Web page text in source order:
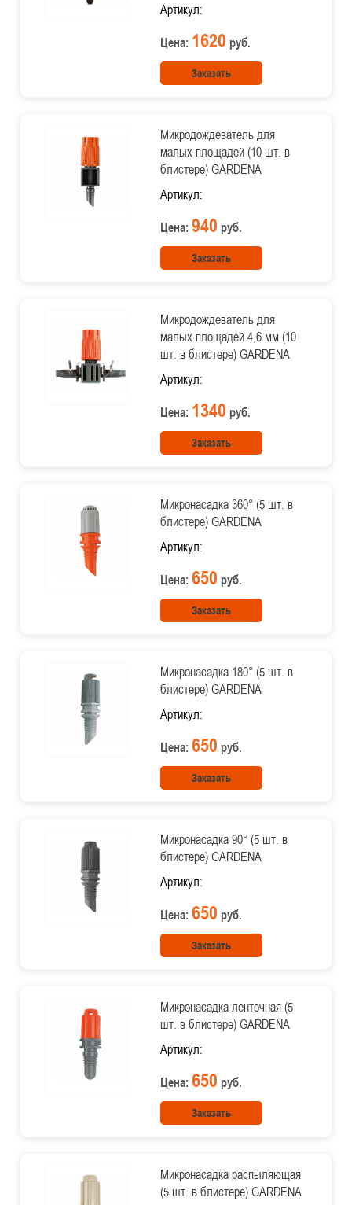
Артикул:
Цена: 1620 руб.
Заказать
Микродождеватель для
малых площадей (10 шт. в
блистере) GARDENA
Артикул:
Цена: 940 руб.
Заказать
Микродождеватель для
малых площадей 4,6 мм (10
шт. в блистере) GARDENA
Артикул:
Цена: 1340 руб.
Заказать
Микронасадка 360° (5 шт. в
блистере) GARDENA
Артикул:
Цена: 650 руб.
Заказать
Микронасадка 180° (5 шт. в
блистере) GARDENA
Артикул:
Цена: 650 руб.
Заказать
Микронасадка 90° (5 шт. в
блистере) GARDENA
Артикул:
Цена: 650 руб.
Заказать
Микронасадка ленточная (5
шт. в блистере) GARDENA
Артикул:
Цена: 650 руб.
Заказать
Микронасадка распыляющая
(5 шт. в блистере) GARDENA